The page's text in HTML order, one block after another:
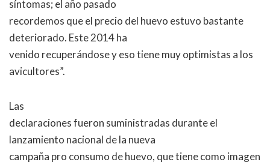
síntomas; el año pasado
recordemos que el precio del huevo estuvo bastante
deteriorado. Este 2014 ha
venido recuperándose y eso tiene muy optimistas a los
avicultores”.
Las
declaraciones fueron suministradas durante el
lanzamiento nacional de la nueva
campaña pro consumo de huevo, que tiene como imagen